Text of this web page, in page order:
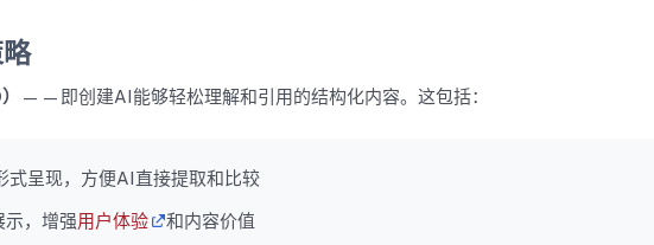
——即创建AI能够轻松理解和引用的结构化内容。这包括：
式呈现，方便AI直接提取和比较
，增强用户体验 和内容价值